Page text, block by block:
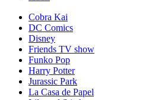
Cobra Kai
DC Comics
Disney
Friends TV show
Funko Pop
Harry Potter
Jurassic Park
La Casa de Papel